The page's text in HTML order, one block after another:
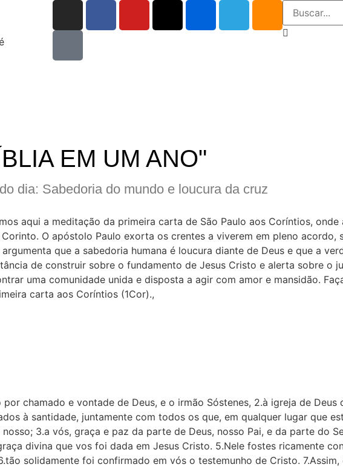
EM UM ANO"
dia: Sabedoria do mundo e loucura da cruz
aqui a meditação da primeira carta de São Paulo aos Coríntios,
O apóstolo Paulo exorta os crentes a viverem em pleno acordo,
que a sabedoria humana é loucura diante de Deus e que a
de construir sobre o fundamento de Jesus Cristo e alerta sobre o
uma comunidade unida e disposta a agir com amor e mansidão.
carta aos Coríntios (1Cor).,
por chamado e vontade de Deus, e o irmão Sóstenes, 2.à igreja de
à santidade, juntamente com todos os que, em qualquer lugar que
3.a vós, graça e paz da parte de Deus, nosso Pai, e da parte do
divina que vos foi dada em Jesus Cristo. 5.Nele fostes ricamente
solidamente foi confirmado em vós o testemunho de Cristo. 7.Assim,